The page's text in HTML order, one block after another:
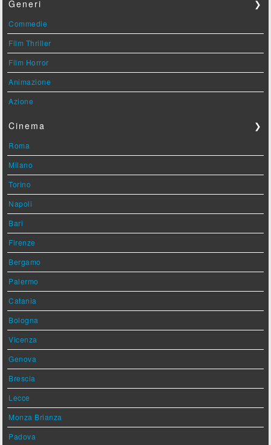
Generi ❯
Commedie
Film Thriller
Film Horror
Animazione
Azione
Cinema ❯
Roma
Milano
Torino
Napoli
Bari
Firenze
Bergamo
Palermo
Catania
Bologna
Vicenza
Genova
Brescia
Lecce
Monza Brianza
Padova